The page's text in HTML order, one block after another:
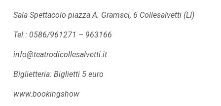
Sala Spettacolo piazza A. Gramsci, 6 Collesalvetti (LI)
Tel.: 0586/961271 – 963166
info@teatrodicollesalvetti.it
Biglietteria: Biglietti 5 euro
www.bookingshow